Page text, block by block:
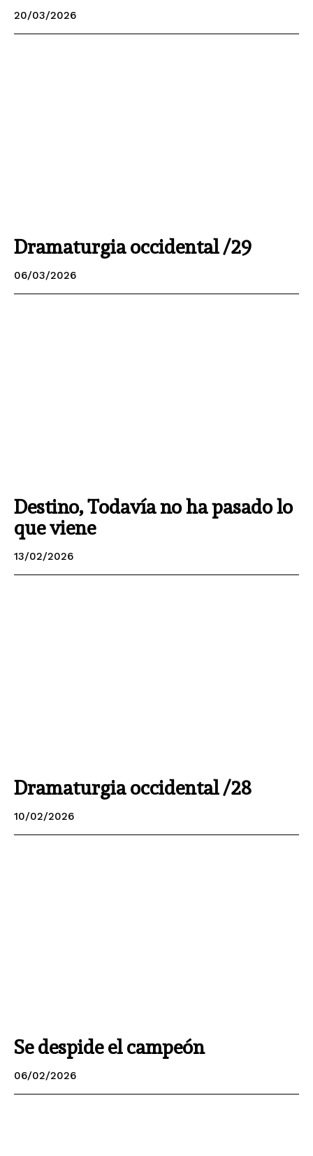
20/03/2026
Dramaturgia occidental /29
06/03/2026
Destino, Todavía no ha pasado lo
que viene
13/02/2026
Dramaturgia occidental /28
10/02/2026
Se despide el campeón
06/02/2026